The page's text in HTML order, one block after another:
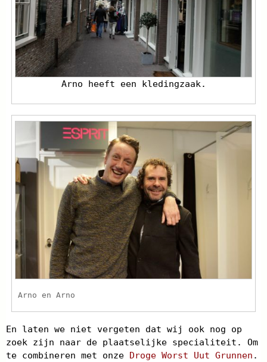
Arno heeft een kledingzaak.
Arno en Arno
En laten we niet vergeten dat wij ook nog op
zoek zijn naar de plaatselijke specialiteit. Om
te combineren met onze Droge Worst Uut Grunnen .